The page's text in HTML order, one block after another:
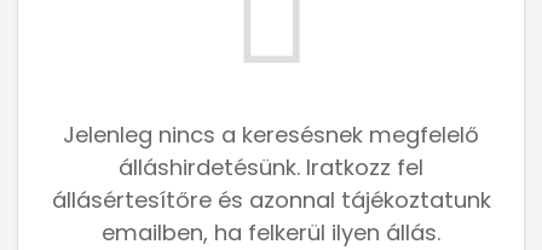
Jelenleg nincs a keresésnek megfelelő
álláshirdetésünk. Iratkozz fel
állásértesítőre és azonnal tájékoztatunk
emailben, ha felkerül ilyen állás.